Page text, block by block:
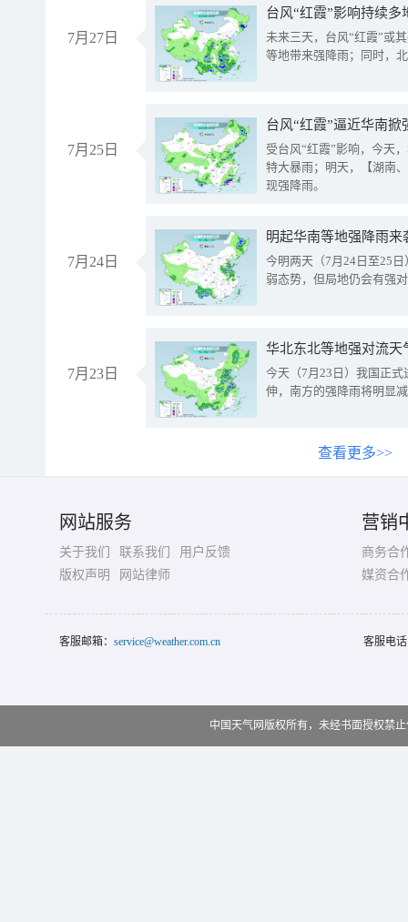
7月27日
台风“红霞”影响持续
未来三天，台风“红霞”或
等地带来强降雨；同时，
7月25日
台风“红霞”逼近华南
受台风“红霞”影响，今天
特大暴雨；明天，【湖南
现强降雨。
7月24日
明起华南等地强降雨
今明两天（7月24日至25
弱态势，但局地仍会有强
7月23日
华北东北等地强对流天
今天（7月23日）我国正
伸，南方的强降雨将明显
查看更多>>
网站服务
关于我们 联系我们
用户反馈
版权声明
网站律师
营销
商务合
媒资合
客服邮箱： service@weather.com.cn 客服电
中国天气网版权所有，未经书面授权